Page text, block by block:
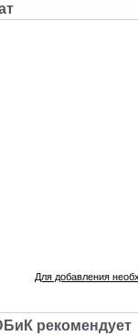
Для добавления
рекомендует